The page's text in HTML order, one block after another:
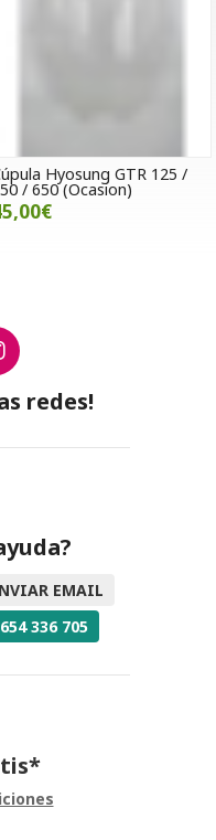
Hyosung GTR 125 /
/ 650 (Ocasion)
redes!
EMAIL
654 336 705